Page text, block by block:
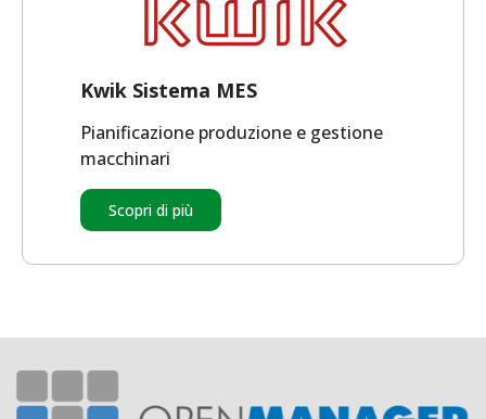
Kwik Sistema MES
Pianificazione produzione e gestione
macchinari
Scopri di più